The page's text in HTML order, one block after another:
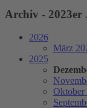
Archiv -
2026
März
2025
Oktober